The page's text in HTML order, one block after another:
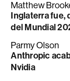
Matthew
Inglaterra fue,
del Mundial
Parmy Olson
Anthropic
Nvidia